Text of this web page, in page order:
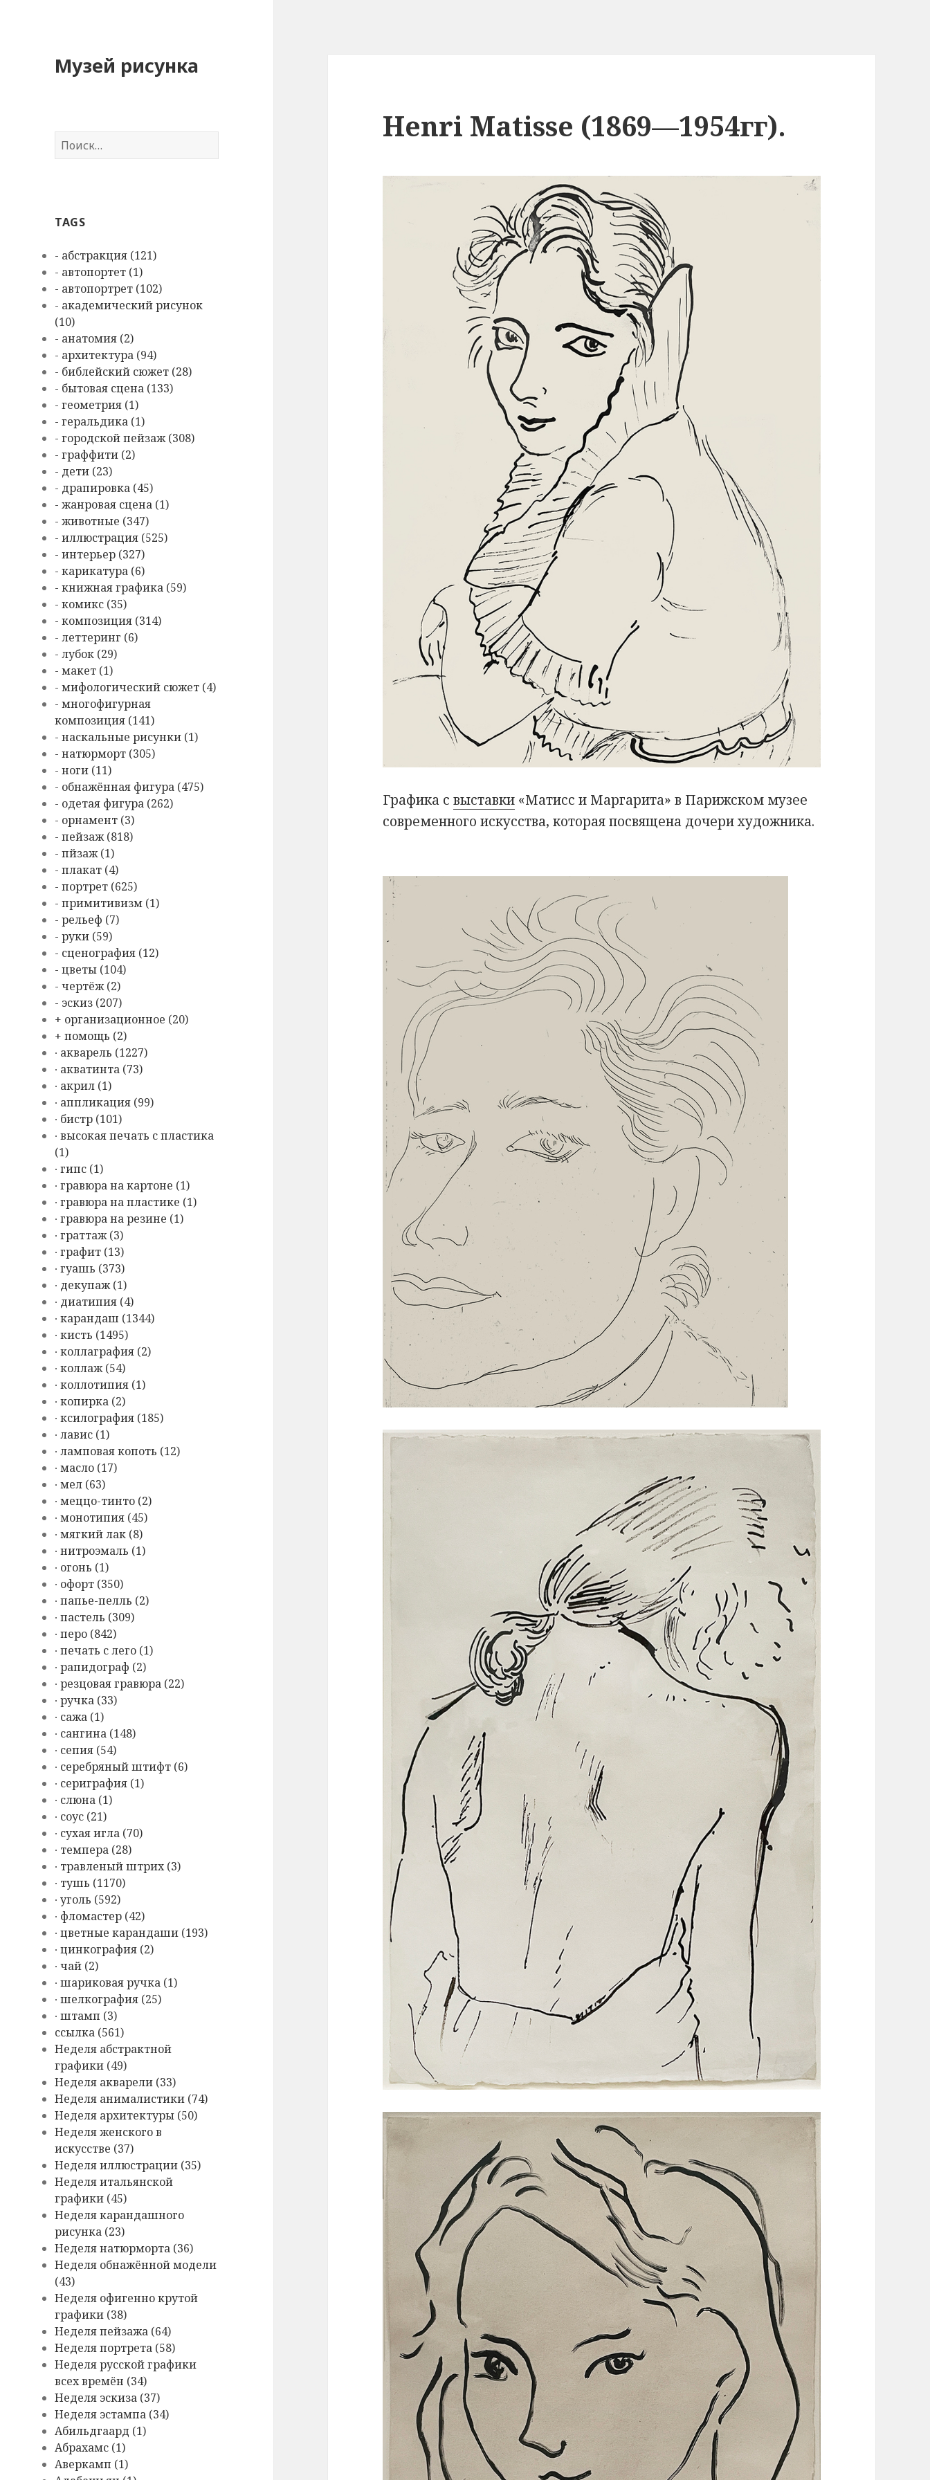
Музей рисунка
Н
а
:TAGS
- абстракция (121)
- автопортет (1)
- автопортрет (102)
- академический рисунок
(10)
- анатомия (2)
- архитектура (94)
- библейский сюжет (28)
- бытовая сцена (133)
- геометрия (1)
- геральдика (1)
- городской пейзаж (308)
- граффити (2)
- дети (23)
- драпировка (45)
- жанровая сцена (1)
- животные (347)
- иллюстрация (525)
- интерьер (327)
- карикатура (6)
- книжная графика (59)
- комикс (35)
- композиция (314)
- леттеринг (6)
- лубок (29)
- макет (1)
- мифологический сюжет (4)
- многофигурная
композиция (141)
- наскальные рисунки (1)
- натюрморт (305)
- ноги (11)
- обнажённая фигура (475)
- одетая фигура (262)
- орнамент (3)
- пейзаж (818)
- пйзаж (1)
- плакат (4)
- портрет (625)
- примитивизм (1)
- рельеф (7)
- руки (59)
- сценография (12)
- цветы (104)
- чертёж (2)
- эскиз (207)
+ организационное (20)
+ помощь (2)
∙ акварель (1227)
∙ акватинта (73)
∙ акрил (1)
∙ аппликация (99)
∙ бистр (101)
∙ высокая печать с пластика
(1)
∙ гипс (1)
∙ гравюра на картоне (1)
∙ гравюра на пластике (1)
∙ гравюра на резине (1)
∙ граттаж (3)
∙ графит (13)
∙ гуашь (373)
∙ декупаж (1)
∙ диатипия (4)
∙ карандаш (1344)
∙ кисть (1495)
∙ коллаграфия (2)
∙ коллаж (54)
∙ коллотипия (1)
∙ копирка (2)
∙ ксилография (185)
∙ лавис (1)
∙ ламповая копоть (12)
∙ масло (17)
∙ мел (63)
∙ меццо-тинто (2)
∙ монотипия (45)
∙ мягкий лак (8)
∙ нитроэмаль (1)
∙ огонь (1)
∙ офорт (350)
∙ папье-пелль (2)
∙ пастель (309)
∙ перо (842)
∙ печать с лего (1)
∙ рапидограф (2)
∙ резцовая гравюра (22)
∙ ручка (33)
∙ сажа (1)
∙ сангина (148)
∙ сепия (54)
∙ серебряный штифт (6)
∙ сериграфия (1)
∙ слюна (1)
∙ соус (21)
∙ сухая игла (70)
∙ темпера (28)
∙ травленый штрих (3)
∙ тушь (1170)
∙ уголь (592)
∙ фломастер (42)
∙ цветные карандаши (193)
∙ цинкография (2)
∙ чай (2)
∙ шариковая ручка (1)
∙ шелкография (25)
∙ штамп (3)
cсылка (561)
Hеделя абстрактной
графики (49)
Hеделя акварели (33)
Hеделя анималистики (74)
Hеделя архитектуры (50)
Hеделя женского в
искусстве (37)
Hеделя иллюстрации (35)
Hеделя итальянской
графики (45)
Hеделя карандашного
рисунка (23)
Hеделя натюрморта (36)
Hеделя обнажённой модели
(43)
Hеделя офигенно крутой
графики (38)
Hеделя пейзажа (64)
Hеделя портрета (58)
Hеделя русской графики
всех времён (34)
Hеделя эскиза (37)
Hеделя эстампа (34)
Абильдгаард (1)
Абрахамс (1)
Аверкамп (1)
Henri Matisse (1869—1954гг).
Графика свыставки «Матисс и Маргарита» в Парижском музее
современного искусства, которая посвящена дочери художника.